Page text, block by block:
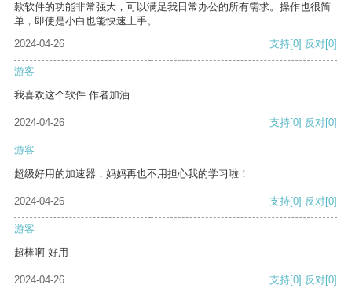
款软件的功能非常强大，可以满足我日常办公的所有需求。操作也很简
单，即使是小白也能快速上手。
2024-04-26
支持[0] 反对[0]
游客
我喜欢这个软件 作者加油
2024-04-26 支持[0] 反对[0]
游客
超级好用的加速器，妈妈再也不用担心我的学习啦！
2024-04-26 支持[0] 反对[0]
游客
超棒啊 好用
2024-04-26 支持[0] 反对[0]